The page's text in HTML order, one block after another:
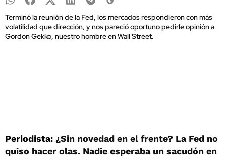
Terminó la reunión de la Fed, los mercados respondieron con más
volatilidad que dirección, y nos pareció oportuno pedirle opinión a
Gordon Gekko, nuestro hombre en Wall Street.
Periodista: ¿Sin novedad en el frente? La Fed no
quiso hacer olas. Nadie esperaba un sacudón en